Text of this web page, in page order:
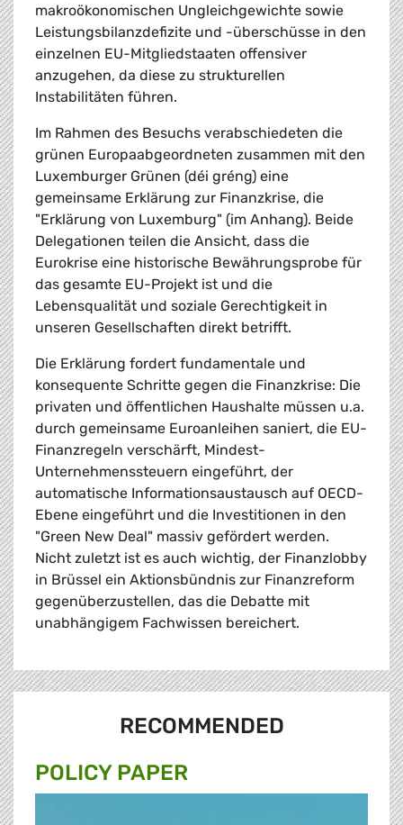
makroökonomischen Ungleichgewichte sowie
Leistungsbilanzdefizite und -überschüsse in den
einzelnen EU-Mitgliedstaaten offensiver
anzugehen, da diese zu strukturellen
Instabilitäten führen.
Im Rahmen des Besuchs verabschiedeten die
grünen Europaabgeordneten zusammen mit den
Luxemburger Grünen (déi gréng) eine
gemeinsame Erklärung zur Finanzkrise, die
"Erklärung von Luxemburg" (im Anhang). Beide
Delegationen teilen die Ansicht, dass die
Eurokrise eine historische Bewährungsprobe für
das gesamte EU-Projekt ist und die
Lebensqualität und soziale Gerechtigkeit in
unseren Gesellschaften direkt betrifft.
Die Erklärung fordert fundamentale und
konsequente Schritte gegen die Finanzkrise: Die
privaten und öffentlichen Haushalte müssen u.a.
durch gemeinsame Euroanleihen saniert, die EU-
Finanzregeln verschärft, Mindest-
Unternehmenssteuern eingeführt, der
automatische Informationsaustausch auf OECD-
Ebene eingeführt und die Investitionen in den
"Green New Deal" massiv gefördert werden.
Nicht zuletzt ist es auch wichtig, der Finanzlobby
in Brüssel ein Aktionsbündnis zur Finanzreform
gegenüberzustellen, das die Debatte mit
unabhängigem Fachwissen bereichert.
RECOMMENDED
POLICY PAPER